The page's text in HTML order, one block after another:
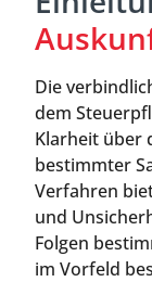
Die
dem
Klarheit über
bestimmter
Verfahren
und
Folgen
im Vorfeld